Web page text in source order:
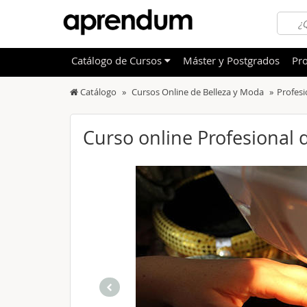
OFERTAS DESTACADAS
NOVEDADES DE NUESTRO CATÁLOGO
Otras
Catálogo Cursos Online de Belleza y Moda
Curso online Profesional
Catálogo de Cursos Máster y Postgrados